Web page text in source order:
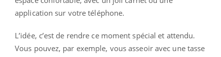
application sur votre téléphone.
L’idée, c’est de rendre ce moment spécial et attendu.
Vous pouvez, par exemple, vous asseoir avec une tasse